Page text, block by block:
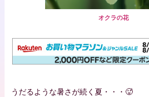
オクラの花
うだるような暑さが続く夏・・・🥵